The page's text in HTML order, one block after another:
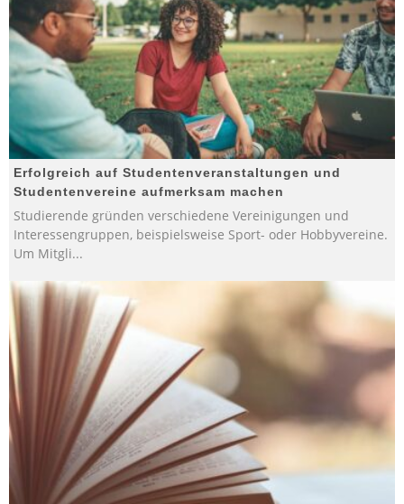
Erfolgreich auf Studentenveranstaltungen und
Studentenvereine aufmerksam machen
Studierende gründen verschiedene Vereinigungen und
Interessengruppen, beispielsweise Sport- oder Hobbyvereine.
Um Mitgli...